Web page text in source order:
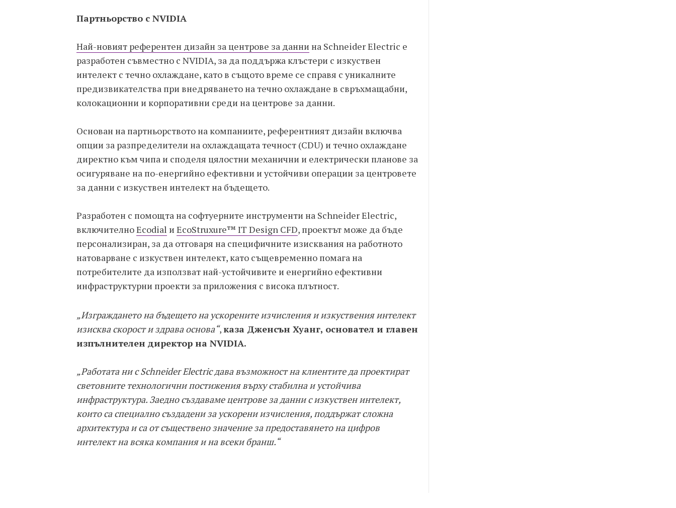
Партньорство с NVIDIA
Най-новият референтен дизайн за центрове за данни на Schneider Electric е
разработен съвместно с NVIDIA, за да поддържа клъстери с изкуствен
интелект с течно охлаждане, като в същото време се справя с уникалните
предизвикателства при внедряването на течно охлаждане в свръхмащабни,
колокационни и корпоративни среди на центрове за данни.
Основан на партньорството на компаниите, референтният дизайн включва
опции за разпределители на охлаждащата течност (CDU) и течно охлаждане
директно към чипа и споделя цялостни механични и електрически планове за
осигуряване на по-енергийно ефективни и устойчиви операции за центровете
за данни с изкуствен интелект на бъдещето.
Разработен с помощта на софтуерните инструменти на Schneider Electric,
включителноEcodial и EcoStruxure™ IT Design CFD, проектът може да бъде
персонализиран, за да отговаря на специфичните изисквания на работното
натоварване с изкуствен интелект, като същевременно помага на
потребителите да използват най-устойчивите и енергийно ефективни
инфраструктурни проекти за приложения с висока плътност.
„Изграждането на бъдещето на ускорените изчисления и изкуствения интелект
изисква скорост и здрава основа“,каза Дженсън Хуанг, основател и главен
изпълнителен директор на NVIDIA.
„Работата ни с Schneider Electric дава възможност на клиентите да проектират
световните технологични постижения върху стабилна и устойчива
инфраструктура. Заедно създаваме центрове за данни с изкуствен интелект,
които са специално създадени за ускорени изчисления, поддържат сложна
архитектура и са от съществено значение за предоставянето на цифров
интелект на всяка компания и на всеки бранш.“